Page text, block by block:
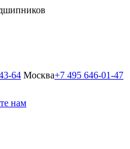
64 Москва+7 495 646-01-47
нам